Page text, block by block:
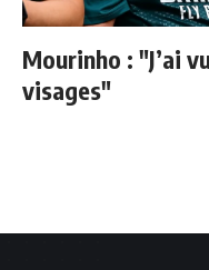
Mourinho : "J’ai
visages"